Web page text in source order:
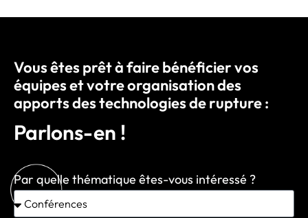
Vous êtes prêt à faire bénéficier vos
équipes et votre organisation des
apports des technologies de rupture :
Parlons-en !
Par quelle thématique êtes-vous intéressé ?